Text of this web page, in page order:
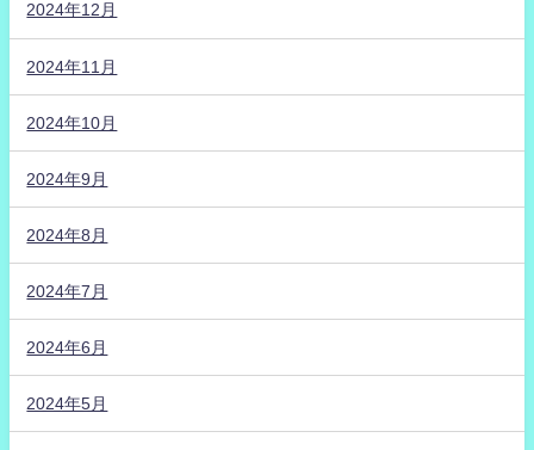
2024年12月
2024年11月
2024年10月
2024年9月
2024年8月
2024年7月
2024年6月
2024年5月